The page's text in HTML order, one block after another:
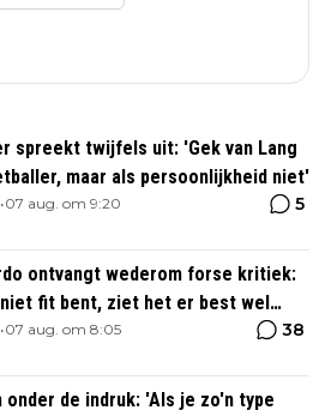
spreekt twijfels uit: 'Gek van Lang
maar als persoonlijkheid niet'
•07 aug. om 9:20 5
ontvangt wederom forse kritiek:
fit bent, ziet het er best wel
•07 aug. om 8:05 38
onder de indruk: 'Als je zo'n type